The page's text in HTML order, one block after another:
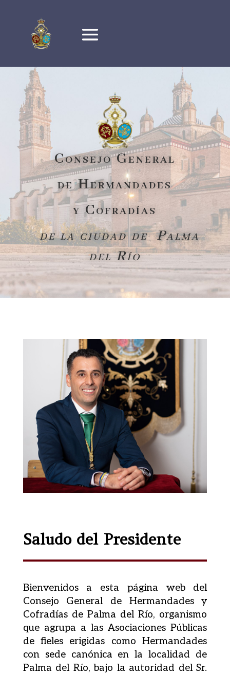
Consejo General
de Hermandades
y Cofradías
de la ciudad de Palma
del Río
Saludo del Presidente
Bienvenidos a esta página web del
Consejo General de Hermandades y
Cofradías de Palma del Río, organismo
que agrupa a las Asociaciones Públicas
de fieles erigidas como Hermandades
con sede canónica en la localidad de
Palma del Río, bajo la autoridad del Sr.